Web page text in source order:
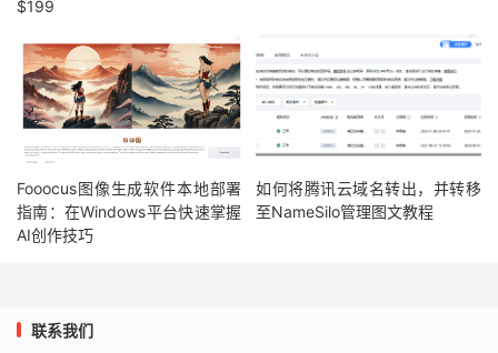
$199
Fooocus图像生成软件本地部署
指南：在Windows平台快速掌握
AI创作技巧
如何将腾讯云域名转出，并转移
至NameSilo管理图文教程
联系我们